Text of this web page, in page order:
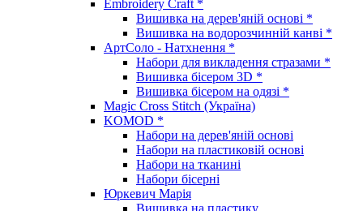
Embroidery Craft *
Вишивка на дерев'яній основі *
Вишивка на водорозчинній канві *
АртСоло - Натхнення *
Набори для викладення стразами *
Вишивка бісером 3D *
Вишивка бісером на одязі *
Magic Cross Stitch (Україна)
KOMOD *
Набори на дерев'яній основі
Набори на пластиковій основі
Набори на тканині
Набори бісерні
Юркевич Марія
Вишивка на пластику